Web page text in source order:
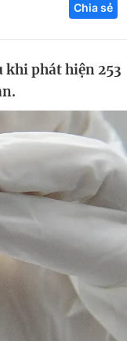
Hitech Công
Thị trường
Tư vấn
Chia sẻ
khi phát hiện 253